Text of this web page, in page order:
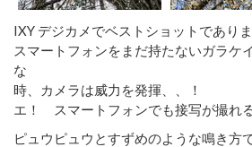
IXY デジカメでベストショットでありま
スマートフォンをまだ持たないガラケ
な
時、カメラは威力を発揮、、！
エ！ スマートフォンでも接写が撮れ
ピュウピュウとすずめのような鳴き方